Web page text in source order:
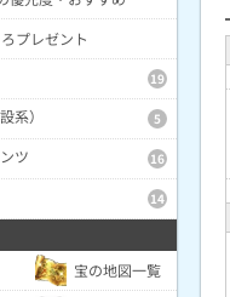
プレゼント
19
系） 5
ツ 16
14
宝の地図一覧